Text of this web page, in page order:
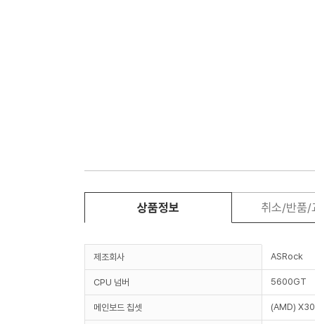
상품정보 취소/반품/
제조회사 ASRock
CPU 넘버 5600GT
메인보드 칩셋 (AMD)